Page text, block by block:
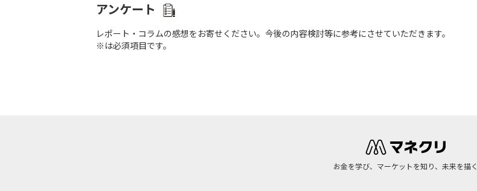
アンケート
レポート・コラムの感想をお寄せください。今後の内容検討等に参考にさせていただきます。
※は必須項目です。
お金を学び、マーケットを知り、未来を描く